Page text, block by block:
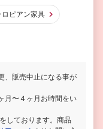
ロピアン家具
、販売中止になる事が
月〜４ヶ月お時間をい
しております。商品